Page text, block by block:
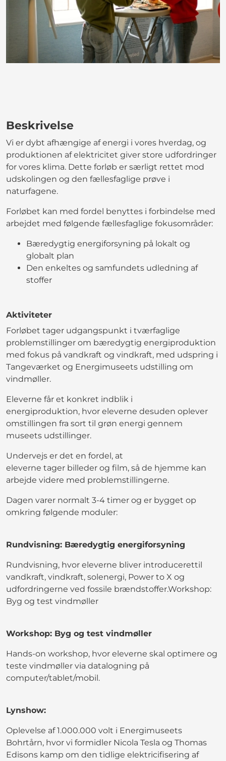
Beskrivelse
Vi er dybt afhængige af energi i vores hverdag, og
produktionen af elektricitet giver store udfordringer
for vores klima. Dette forløb er særligt rettet mod
udskolingen og den fællesfaglige prøve i
naturfagene.
Forløbet kan med fordel benyttes i forbindelse med
arbejdet med følgende fællesfaglige fokusområder:
Bæredygtig energiforsyning på lokalt og
globalt plan
Den enkeltes og samfundets udledning af
stoffer
Aktiviteter
Forløbet tager udgangspunkt i tværfaglige
problemstillinger om bæredygtig energiproduktion
med fokus på vandkraft og vindkraft, med udspring i
Tangeværket og Energimuseets udstilling om
vindmøller.
Eleverne får et konkret indblik i
energiproduktion, hvor eleverne desuden oplever
omstillingen fra sort til grøn energi gennem
museets udstillinger.
Undervejs er det en fordel, at
eleverne tager billeder og film, så de hjemme kan
arbejde videre med problemstillingerne.
Dagen varer normalt 3-4 timer og er bygget op
omkring følgende moduler:
Rundvisning: Bæredygtig energiforsyning
Rundvisning, hvor eleverne bliver introducerettil
vandkraft, vindkraft, solenergi, Power to X og
udfordringerne ved fossile brændstoffer.Workshop:
Byg og test vindmøller
Workshop: Byg og test vindmøller
Hands-on workshop, hvor eleverne skal optimere og
teste vindmøller via datalogning på
computer/tablet/mobil.
Lynshow:
Oplevelse af 1.000.000 volt i Energimuseets
Bohrtårn, hvor vi formidler Nicola Tesla og Thomas
Edisons kamp om den tidlige elektricifisering af